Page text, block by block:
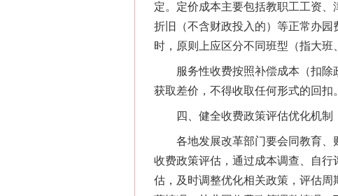
定。定价成本主要包括教职工工资
折旧（不含财政投入的）等正常办
时，原则上应区分不同班型（指大班
服务性收费按照补偿成本（扣除
获取差价，不得收取任何形式的回扣。
四、健全收费政策评估优化机制
各地发展改革部门要会同教育、
收费政策评估，通过成本调查、自
估，及时调整优化相关政策，评估